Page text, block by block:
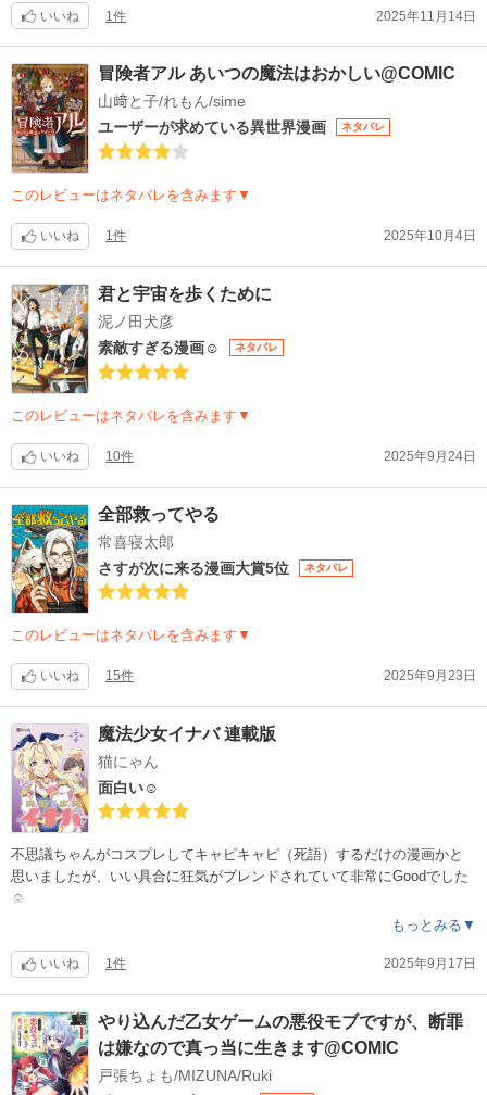
いいね 1件 2025年11月14日
冒険者アル あいつの魔法はおかしい@COMIC
山﨑と子/れもん/sime
ユーザーが求めている異世界漫画
ネタバレ
このレビューはネタバレを含みます▼
いいね 1件 2025年10月4日
君と宇宙を歩くために
泥ノ田犬彦
素敵すぎる漫画☺️
ネタバレ
このレビューはネタバレを含みます▼
いいね 10件 2025年9月24日
全部救ってやる
常喜寝太郎
さすが次に来る漫画大賞5位
ネタバレ
このレビューはネタバレを含みます▼
いいね 15件 2025年9月23日
魔法少女イナバ 連載版
猫にゃん
面白い☺️
不思議ちゃんがコスプレしてキャピキャピ（死語）するだけの漫画かと
思いましたが、いい具合に狂気がブレンドされていて非常にGoodでした
☺️
1話目の表紙にバトル相手が書かれてますが、既に内も外もボロボロの主
もっとみる▼
いいね 1件 2025年9月17日
やり込んだ乙女ゲームの悪役モブですが、断罪
は嫌なので真っ当に生きます@COMIC
戸張ちょも/MIZUNA/Ruki